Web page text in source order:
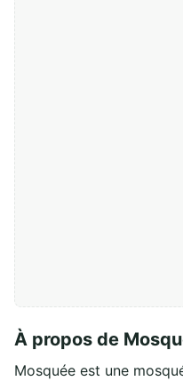
À propos de
Mosquée est une